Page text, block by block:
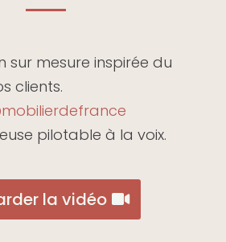
sur mesure inspirée du
clients.
pilotable à la voix.
la vidéo